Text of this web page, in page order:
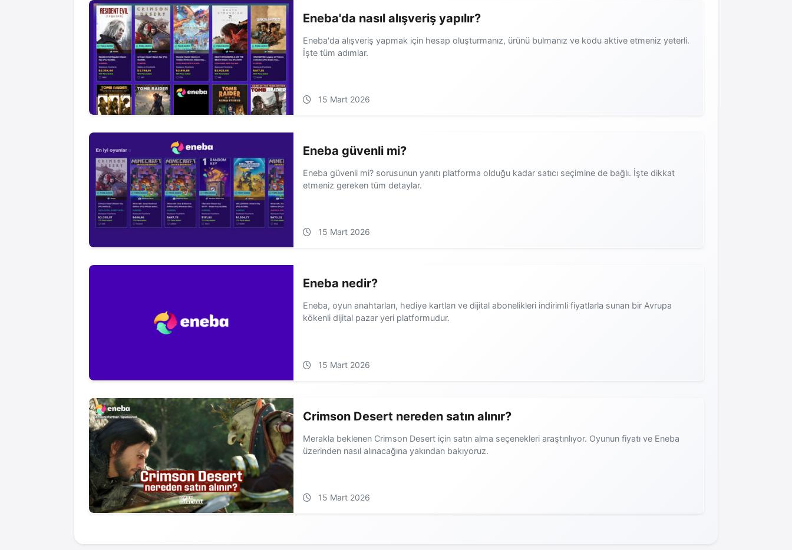
Eneba'da nasıl alışveriş yapılır?
Eneba'da alışveriş yapmak için hesap oluşturmanız, ürünü bulmanız ve kodu aktive etmeniz yeterli.
İşte tüm adımlar.
15 Mart 2026
Eneba güvenli mi?
Eneba güvenli mi? sorusunun yanıtı platforma olduğu kadar satıcı seçimine de bağlı. İşte dikkat
etmeniz gereken tüm detaylar.
15 Mart 2026
Eneba nedir?
Eneba, oyun anahtarları, hediye kartları ve dijital abonelikleri indirimli fiyatlarla sunan bir Avrupa
kökenli dijital pazar yeri platformudur.
15 Mart 2026
Crimson Desert nereden satın alınır?
Merakla beklenen Crimson Desert için satın alma seçenekleri araştırılıyor. Oyunun fiyatı ve Eneba
üzerinden nasıl alınacağına yakından bakıyoruz.
15 Mart 2026